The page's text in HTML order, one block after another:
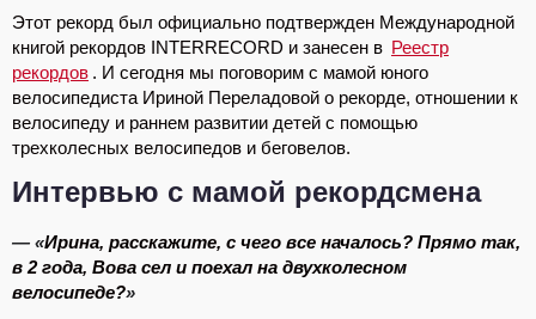
Этот рекорд был официально подтвержден Международной
книгой рекордов INTERRECORD и занесен в Реестр
рекордов . И сегодня мы поговорим с мамой юного
велосипедиста Ириной Переладовой о рекорде, отношении к
велосипеду и раннем развитии детей с помощью
трехколесных велосипедов и беговелов.
Интервью с мамой рекордсмена
— «Ирина, расскажите, с чего все началось? Прямо так,
в 2 года, Вова сел и поехал на двухколесном
велосипеде?»